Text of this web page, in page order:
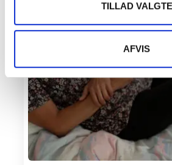
TILLAD VALGTE
AFVIS